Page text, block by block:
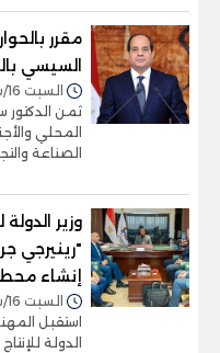
مقرر
السيسي
السبت 16/سبتمبر/2023 - 05:20 م
ثمن الدكتور
المحلي
الصناعة
وزير
"رينيرجي
إنشاء
السبت 16/سبتمبر/2023 - 01:18 م
استقبل
الدولة